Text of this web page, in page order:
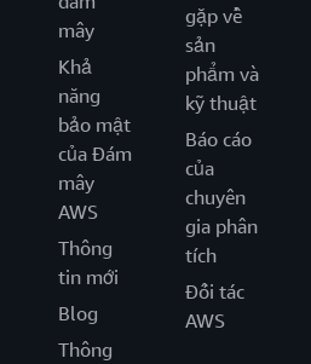
mây
Khả
năng
bảo mật
của Đám
mây
AWS
Thông
tin mới
Blog
Thông
gặp về
sản
phẩm và
kỹ thuật
Báo cáo
của
chuyên
gia phân
tích
Đối tác
AWS